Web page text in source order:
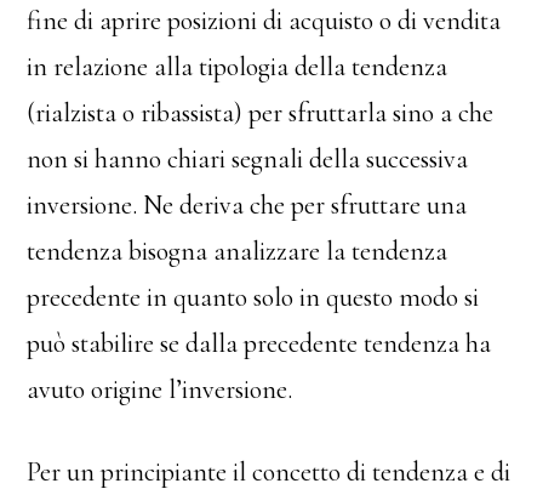
fine di aprire posizioni di acquisto o di vendita
in relazione alla tipologia della tendenza
(rialzista o ribassista) per sfruttarla sino a che
non si hanno chiari segnali della successiva
inversione. Ne deriva che per sfruttare una
tendenza bisogna analizzare la tendenza
precedente in quanto solo in questo modo si
può stabilire se dalla precedente tendenza ha
avuto origine l’inversione.
Per un principiante il concetto di tendenza e di